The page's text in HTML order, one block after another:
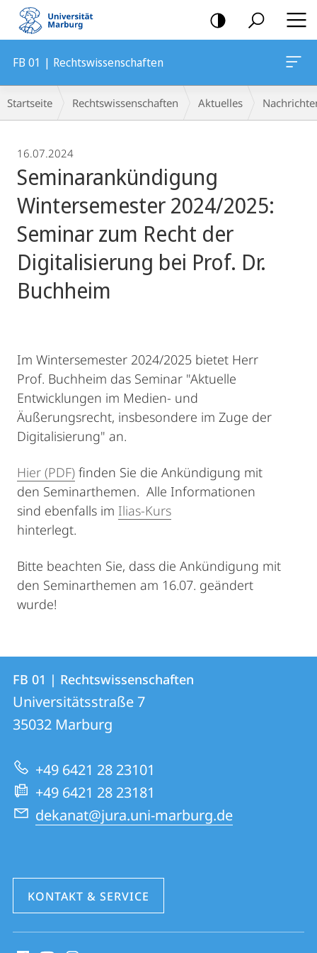
Mobile-
Navigation
FB 01 | Rechtswissenschaften
Breadcrumb-
Navigation
Startseite Rechtswissenschaften Aktuelles
16.07.2024
Seminarankündigung
Wintersemester 2024/2025:
Seminar zum Recht der
Digitalisierung bei Prof. Dr.
Buchheim
Im Wintersemester 2024/2025 bietet Herr
Prof. Buchheim das Seminar "Aktuelle
Entwicklungen im Medien- und
Äußerungsrecht, insbesondere im Zuge der
Digitalisierung" an.
Hier (PDF) finden Sie die Ankündigung mit
den Seminarthemen. Alle Informationen
sind ebenfalls im Ilias-Kurs
hinterlegt.
Bitte beachten Sie, dass die Ankündigung mit
den Seminarthemen am 16.07. geändert
wurde!
Kontakt
und
Informationen
zur
Website
Kontaktinformationen
FB
01
|
Rechtswissenschaften
FB 01 | Rechtswissenschaften
Universitätsstraße 7
35032 Marburg
+49 6421 28 23101
+49 6421 28 23181
dekanat@jura.uni-marburg.de
KONTAKT & SERVICE